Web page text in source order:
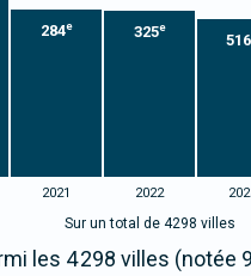
284e 325e
516
2021 2022
Sur un total de 4298 villes
les 4 298 villes (notée